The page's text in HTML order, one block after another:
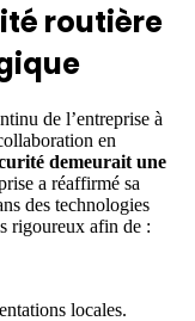
routière
de l’entreprise à
en
demeurait une
a réaffirmé sa
des technologies
rigoureux afin de :
locales.